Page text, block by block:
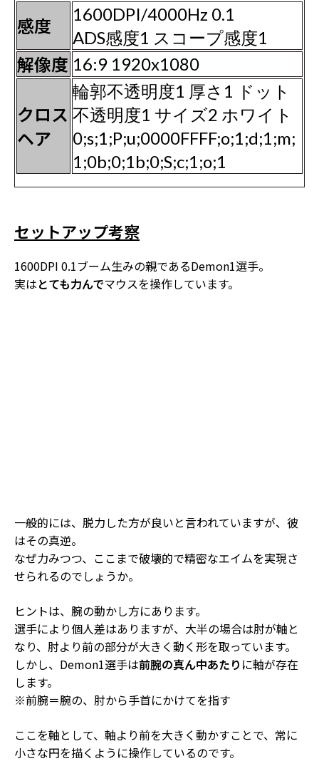
感度
1600DPI/4000Hz 0.1
ADS感度1 スコープ感度1
解像度 16:9 1920x1080
クロス
ヘア
輪郭不透明度1 厚さ1 ドット
不透明度1 サイズ2 ホワイト
0;s;1;P;u;0000FFFF;o;1;d;1;m;
1;0b;0;1b;0;S;c;1;o;1
セットアップ考察
1600DPI 0.1ブーム生みの親であるDemon1選手。
実はとても力んでマウスを操作しています。
一般的には、脱力した方が良いと言われていますが、彼
はその真逆。
なぜ力みつつ、ここまで破壊的で精密なエイムを実現さ
せられるのでしょうか。
ヒントは、 腕の動かし方にあります。
選手により個人差はありますが、大半の場合は肘が軸と
なり、肘より前の部分が大きく動く形を取っています。
しかし、Demon1選手は前腕の真ん中あたり に軸が存在
します。
※前腕＝腕の、肘から手首にかけてを指す
ここを軸として、軸より前を大きく動かすことで、常に
小さな円を描くように操作しているのです。